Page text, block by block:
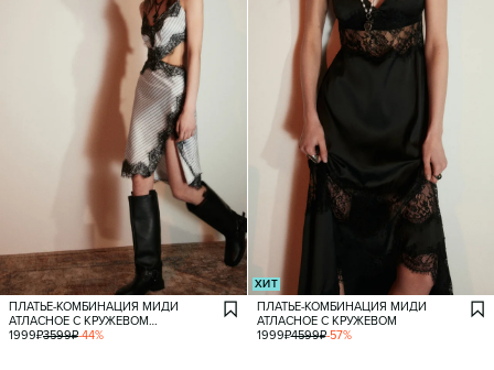
ПЛАТЬЕ-КОМБИНАЦИЯ МИДИ
АТЛАСНОЕ С КРУЖЕВОМ
И ВЫРЕЗАМИ
1999₽3599₽-44%
ХИТ
ПЛАТЬЕ-КОМБИНАЦИЯ МИДИ
АТЛАСНОЕ С КРУЖЕВОМ
1999₽4599₽-57%